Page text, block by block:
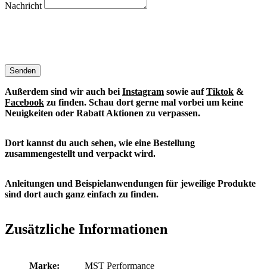
Nachricht
Senden
Außerdem sind wir auch bei Instagram sowie aufTiktok &
Facebook zu finden. Schau dort gerne mal vorbei um keine
Neuigkeiten oder Rabatt Aktionen zu verpassen.
Dort kannst du auch sehen, wie eine Bestellung
zusammengestellt und verpackt wird.
Anleitungen und Beispielanwendungen für jeweilige Produkte
sind dort auch ganz einfach zu finden.
Zusätzliche Informationen
Marke: MST Performance